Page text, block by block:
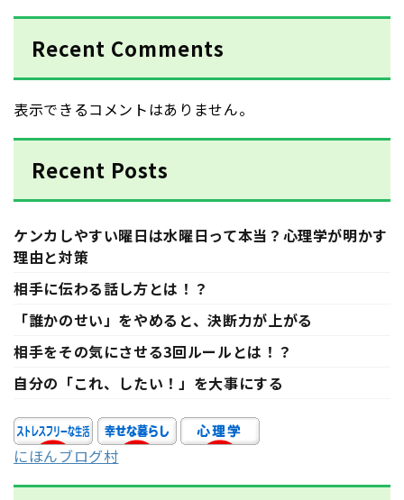
Recent Comments
表示できるコメントはありません。
Recent Posts
ケンカしやすい曜日は水曜日って本当？心理学が明かす
理由と対策
相手に伝わる話し方とは！？
「誰かのせい」をやめると、決断力が上がる
相手をその気にさせる3回ルールとは！？
自分の「これ、したい！」を大事にする
にほんブログ村